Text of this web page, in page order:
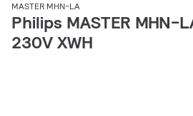
MASTER MHN-LA
Philips MASTER MHN-
230V XWH